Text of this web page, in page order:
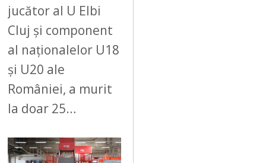
jucător al U Elbi
Cluj și component
al naționalelor U18
și U20 ale
României, a murit
la doar 25…